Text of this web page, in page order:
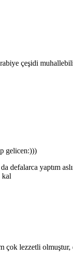
çeşidi
gelicen:)))
defalarca yaptım
kal
çok lezzetli olmuştur,